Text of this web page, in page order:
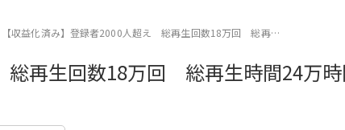
【収益化済み】登録者2000人超え 総再生回数18万回 総再…
総再生回数18万回 総再生時間24万